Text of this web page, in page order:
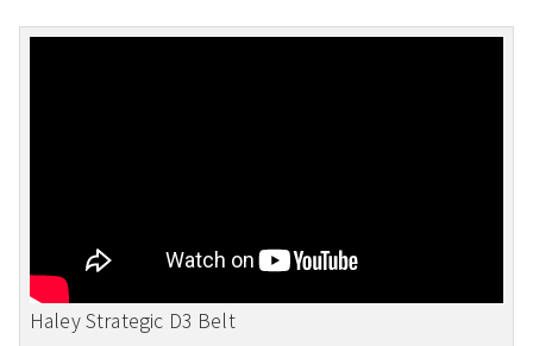
Haley Strategic D3 Belt